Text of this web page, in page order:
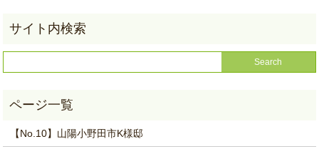
【No.10】山陽小野田市K様邸